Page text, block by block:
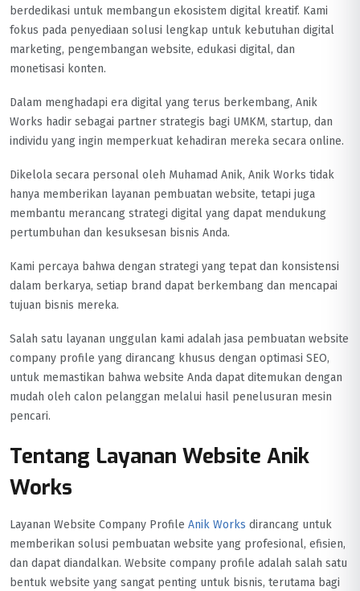
berdedikasi untuk membangun ekosistem digital kreatif. Kami
fokus pada penyediaan solusi lengkap untuk kebutuhan digital
marketing, pengembangan website, edukasi digital, dan
monetisasi konten.
Dalam menghadapi era digital yang terus berkembang, Anik
Works hadir sebagai partner strategis bagi UMKM, startup, dan
individu yang ingin memperkuat kehadiran mereka secara online.
Dikelola secara personal oleh Muhamad Anik, Anik Works tidak
hanya memberikan layanan pembuatan website, tetapi juga
membantu merancang strategi digital yang dapat mendukung
pertumbuhan dan kesuksesan bisnis Anda.
Kami percaya bahwa dengan strategi yang tepat dan konsistensi
dalam berkarya, setiap brand dapat berkembang dan mencapai
tujuan bisnis mereka.
Salah satu layanan unggulan kami adalah jasa pembuatan website
company profile yang dirancang khusus dengan optimasi SEO,
untuk memastikan bahwa website Anda dapat ditemukan dengan
mudah oleh calon pelanggan melalui hasil penelusuran mesin
pencari.
Tentang Layanan Website Anik
Works
Layanan Website Company Profile Anik Works dirancang untuk
memberikan solusi pembuatan website yang profesional, efisien,
dan dapat diandalkan. Website company profile adalah salah satu
bentuk website yang sangat penting untuk bisnis, terutama bagi